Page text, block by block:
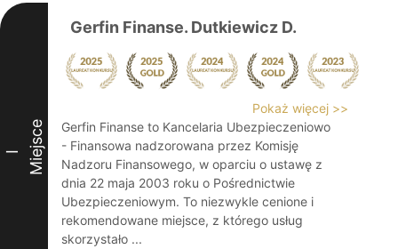
I Miejsce
Gerfin Finanse. Dutkiewicz D.
Pokaż więcej >>
Gerfin Finanse to Kancelaria Ubezpieczeniowo
- Finansowa nadzorowana przez Komisję
Nadzoru Finansowego, w oparciu o ustawę z
dnia 22 maja 2003 roku o Pośrednictwie
Ubezpieczeniowym. To niezwykle cenione i
rekomendowane miejsce, z którego usług
skorzystało ...